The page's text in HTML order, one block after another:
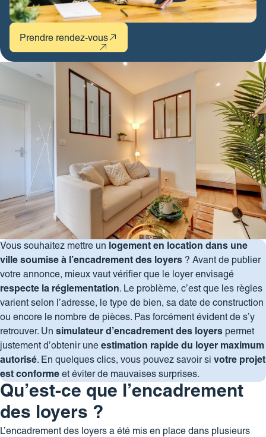
Prendre rendez-vous
Vous souhaitez mettre un logement en location dans une
ville soumise à l’encadrement des loyers ? Avant de publier
votre annonce, mieux vaut vérifier que le loyer envisagé
respecte la réglementation. Le problème, c’est que les règles
varient selon l’adresse, le type de bien, sa date de construction
ou encore le nombre de pièces. Pas forcément évident de s’y
retrouver. Un simulateur d’encadrement des loyers permet
justement d’obtenir une estimation rapide du loyer maximum
autorisé. En quelques clics, vous pouvez savoir si votre projet
est conforme et éviter de mauvaises surprises.
Qu’est-ce que l’encadrement
des loyers ?
L’encadrement des loyers a été mis en place dans plusieurs